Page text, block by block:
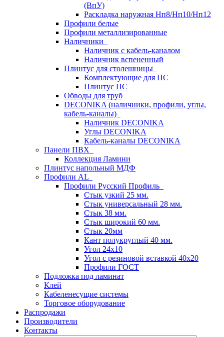
(ВпУ)
Раскладка наружная Нп8/Нп10/Нп12
Профили белые
Профили металлизированные
Наличники
Наличник с кабель-каналом
Наличник вспененный
Плинтус для столешницы
Комплектующие для ПС
Плинтус ПС
Обводы для труб
DECONIKA (наличники, профили, углы,
кабель-каналы)
Наличник DECONIKA
Углы DECONIKA
Кабель-каналы DECONIKA
Панели ПВХ
Коллекция Ламини
Плинтус напольный МДФ
Профили AL
Профили Русский Профиль
Стык узкий 25 мм.
Стык универсальный 28 мм.
Стык 38 мм.
Стык широкий 60 мм.
Стык 20мм
Кант полукруглый 40 мм.
Угол 24х10
Угол с резиновой вставкой 40х20
Профили ГОСТ
Подложка под ламинат
Клей
Кабеленесущие системы
Торговое оборудование
Распродажи
Производители
Контакты